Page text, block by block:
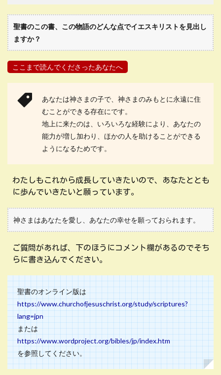
聖書のこの書、この物語のどんな点でイエスキリストを見出し
ますか？
ここまで読んでくださったあなたへ
あなたは神さまの子で、神さまのみもとに永遠に住
むことができる存在にです。
地上に来たのは、いろいろな経験により、あなたの
能力が増し加わり、ほかの人を助けることができる
ようになるためです。
わたしもこれから成長していきたいので、あなたととも
に歩んでいきたいと願っています。
神さまはあなたを愛し、あなたの幸せを願っておられます。
ご質問があれば、下のほうにコメント欄があるのでそち
らに書き込んでください。
聖書のオンライン版は
https://www.churchofjesuschrist.org/study/scriptures?
lang=jpn
または
https://www.wordproject.org/bibles/jp/index.htm
を参照してください。